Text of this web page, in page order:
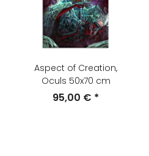
Aspect of Creation,
Oculs 50x70 cm
95,00 € *